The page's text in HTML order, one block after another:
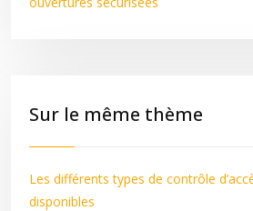
Sur le même thème
Les différents types de contrôle
disponibles